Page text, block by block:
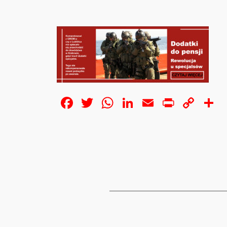
Facebook
Twitter
WhatsApp
LinkedIn
EmailPrintCopy